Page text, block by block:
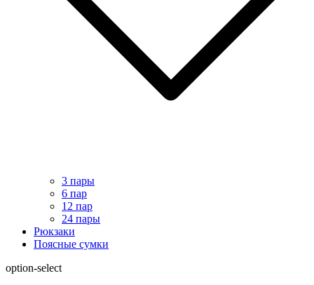
3 пары
6 пар
12 пар
24 пары
Рюкзаки
Поясные сумки
option-select